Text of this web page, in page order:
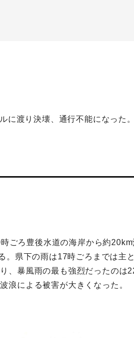
に渡り決壊、通行不能になった。
ごろ豊後水道の海岸から約
県下の雨は17時ごろまでは主
、暴風雨の最も強烈だったの
浪による被害が大きくなった。